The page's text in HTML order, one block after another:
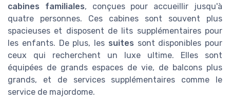
cabines familiales, conçues pour accueillir jusqu'à
quatre personnes. Ces cabines sont souvent plus
spacieuses et disposent de lits supplémentaires pour
les enfants. De plus, les suites sont disponibles pour
ceux qui recherchent un luxe ultime. Elles sont
équipées de grands espaces de vie, de balcons plus
grands, et de services supplémentaires comme le
service de majordome.